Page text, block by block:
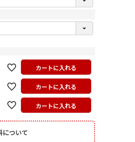
須
カートに入れる
カートに入れる
カートに入れる
ついて